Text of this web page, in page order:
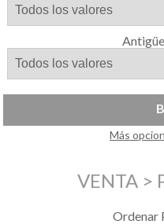
Más
VENTA >
Ordenar